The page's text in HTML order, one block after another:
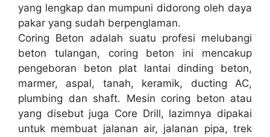
yang lengkap dan mumpuni didorong oleh daya
pakar yang sudah berpenglaman.
Coring Beton adalah suatu profesi melubangi
beton tulangan, coring beton ini mencakup
pengeboran beton plat lantai dinding beton,
marmer, aspal, tanah, keramik, ducting AC,
plumbing dan shaft. Mesin coring beton atau
yang disebut juga Core Drill, lazimnya dipakai
untuk membuat jalanan air, jalanan pipa, trek